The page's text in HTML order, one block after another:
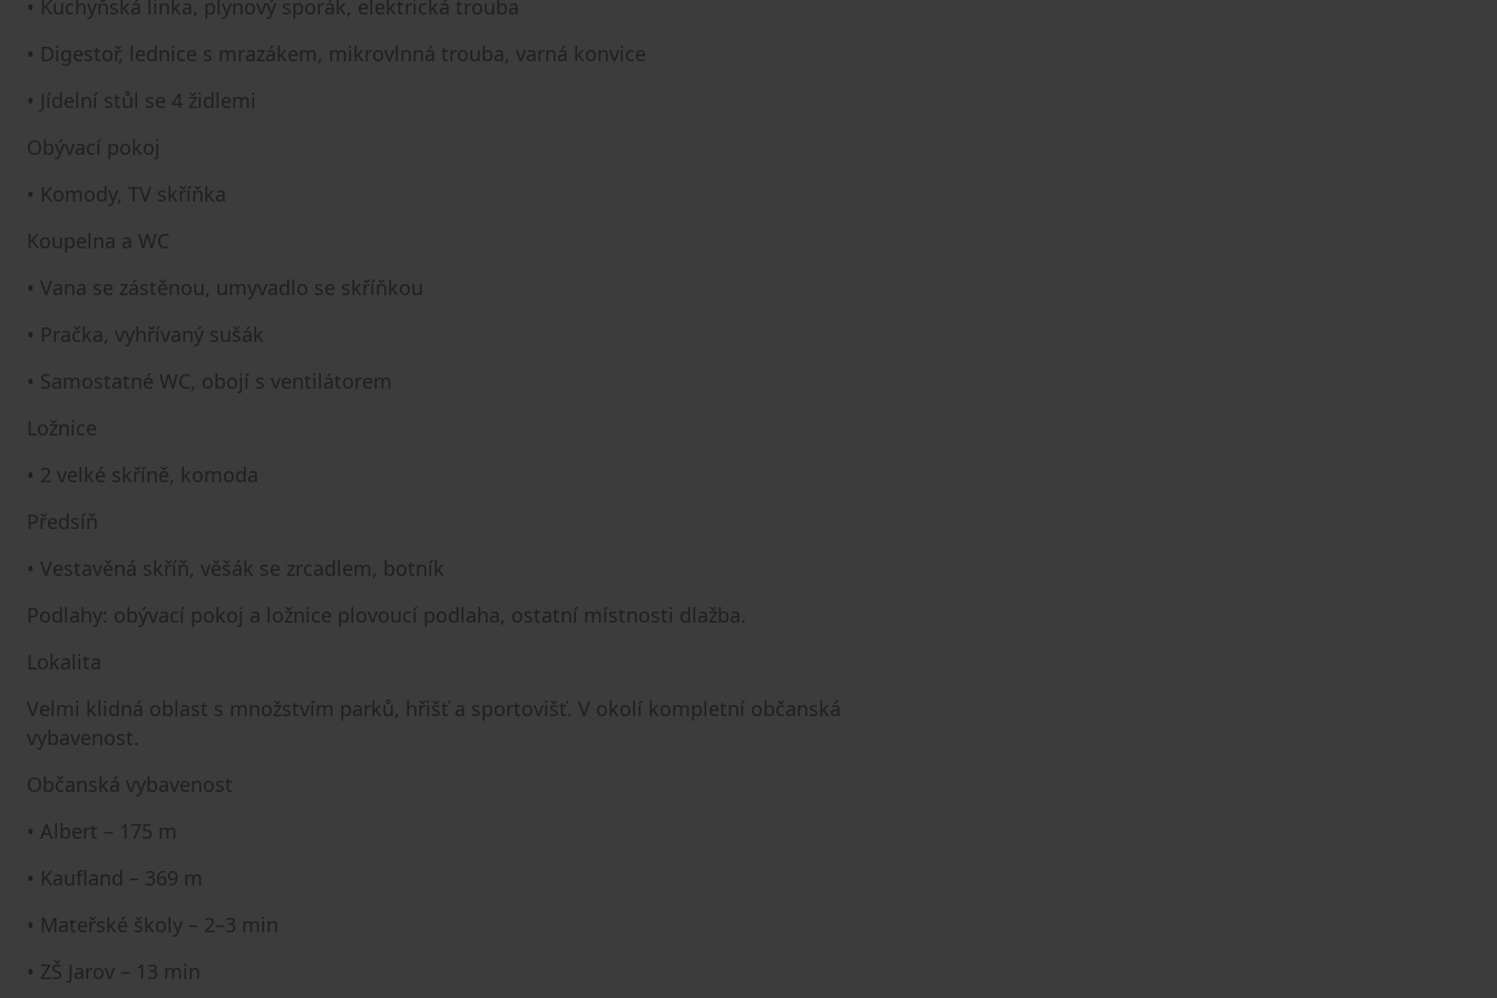
• Kuchyňská linka, plynový sporák, elektrická trouba
• Digestoř, lednice s mrazákem, mikrovlnná trouba, varná konvice
• Jídelní stůl se 4 židlemi
Obývací pokoj
• Komody, TV skříňka
Koupelna a WC
• Vana se zástěnou, umyvadlo se skříňkou
• Pračka, vyhřívaný sušák
• Samostatné WC, obojí s ventilátorem
Ložnice
• 2 velké skříně, komoda
Předsíň
• Vestavěná skříň, věšák se zrcadlem, botník
Podlahy: obývací pokoj a ložnice plovoucí podlaha, ostatní místnosti dlažba.
Lokalita
Velmi klidná oblast s množstvím parků, hřišť a sportovišť. V okolí kompletní občanská
vybavenost.
Občanská vybavenost
• Albert – 175 m
• Kaufland – 369 m
• Mateřské školy – 2–3 min
• ZŠ Jarov – 13 min